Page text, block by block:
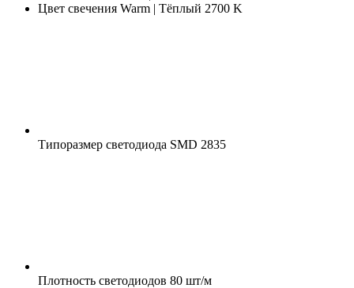
Цвет свечения Warm | Тёплый 2700 K
Типоразмер светодиода SMD 2835
Плотность светодиодов 80 шт/м